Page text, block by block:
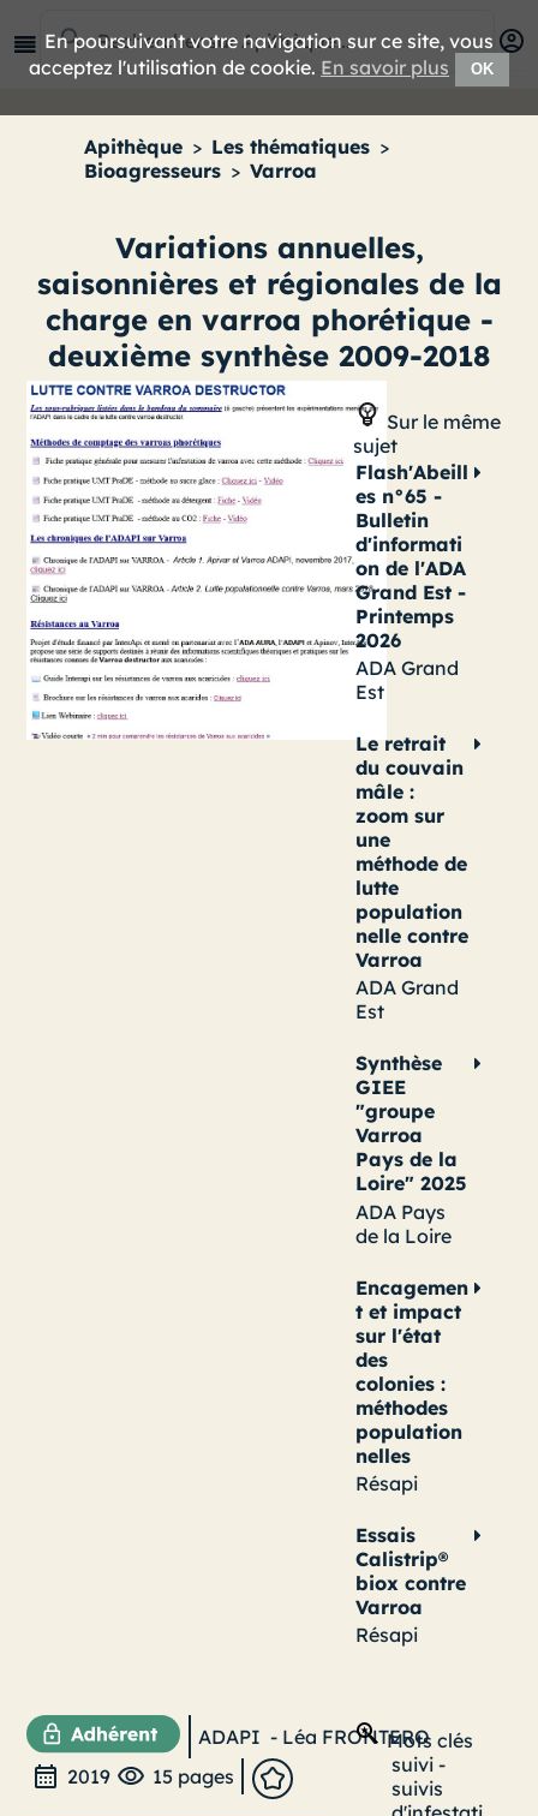
Apithèque > Les thématiques >
Bioagresseurs > Varroa
Variations annuelles,
saisonnières et régionales de la
charge en varroa phorétique -
deuxième synthèse 2009-2018
Sur le même
sujet
Flash'Abeill
es n°65 -
Bulletin
d'informati
on de l'ADA
Grand Est -
Printemps
2026
ADA Grand
Est
Le retrait
du couvain
mâle :
zoom sur
une
méthode de
lutte
population
nelle contre
Varroa
ADA Grand
Est
Synthèse
GIEE
"groupe
Varroa
Pays de la
Loire" 2025
ADA Pays
de la Loire
Encagemen
t et impact
sur l'état
des
colonies :
méthodes
population
nelles
Résapi
Essais
Calistrip®
biox contre
Varroa
Résapi
ADAPI - Léa FRONTERO
2019
15 pages
Mots clés
suivi -
suivis
En poursuivant votre navigation sur ce site, vous
acceptez l'utilisation de cookie. En savoir plus OK